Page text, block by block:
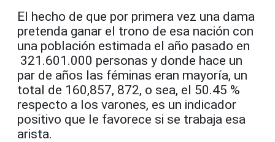
El hecho de que por primera vez una dama
pretenda ganar el trono de esa nación con
una población estimada el año pasado en
321.601.000 personas y donde hace un
par de años las féminas eran mayoría, un
total de 160,857, 872, o sea, el 50.45 %
respecto a los varones, es un indicador
positivo que le favorece si se trabaja esa
arista.